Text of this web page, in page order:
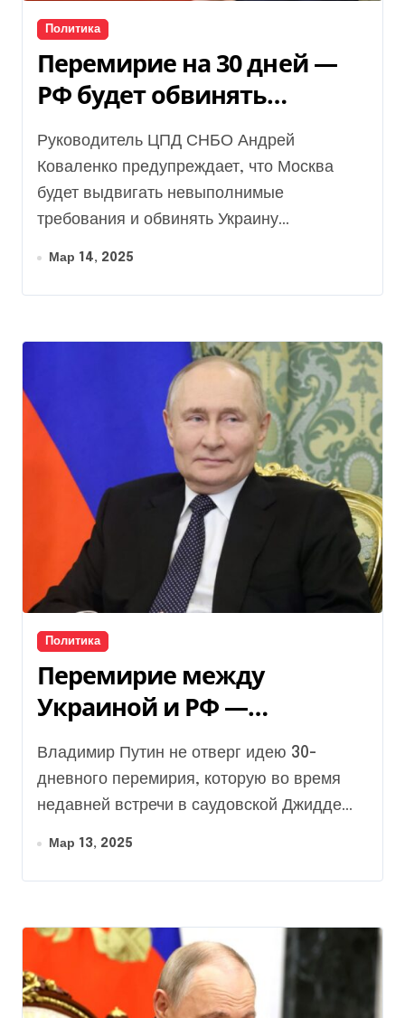
Политика
Перемирие на 30 дней —
РФ будет обвинять
Украину в нарушениях —
СНБО
Руководитель ЦПД СНБО Андрей
Коваленко предупреждает, что Москва
будет выдвигать невыполнимые
требования и обвинять Украину...
Мар 14, 2025
Политика
Перемирие между
Украиной и РФ —
действительно ли Путин
согласился
Владимир Путин не отверг идею 30-
дневного перемирия, которую во время
недавней встречи в саудовской Джидде...
Мар 13, 2025